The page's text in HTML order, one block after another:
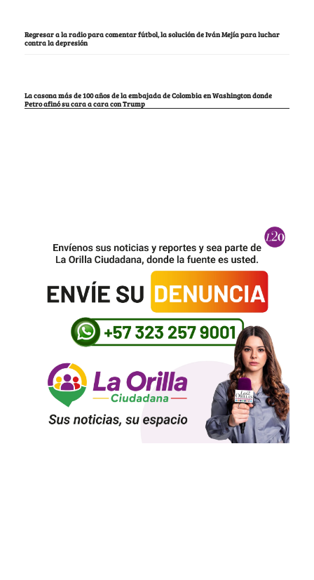
Regresar a la radio para comentar fútbol, la solución de Iván Mejía para luchar
contra la depresión
La casona más de 100 años de la embajada de Colombia en Washington donde
Petro afinó su cara a cara con Trump